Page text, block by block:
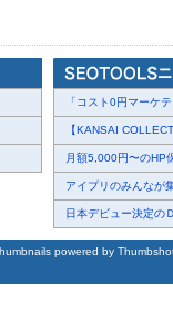
とに、高品質なSEO
、基本のSEO対策はも
、AI時代のSEOコンテ
SEOの対策に必要な分
ています。
、ぜひこの機会に「パ
75553/64/
「コスト0円マーケ
【KANSAI
月額5,000円〜のHP
アイプリのみんなが
日本デビュー決定の
powered by